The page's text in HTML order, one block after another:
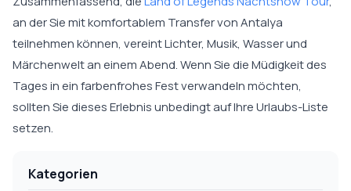
an der Sie mit komfortablem Transfer von Antalya
teilnehmen können, vereint Lichter, Musik, Wasser und
Märchenwelt an einem Abend. Wenn Sie die Müdigkeit des
Tages in ein farbenfrohes Fest verwandeln möchten,
sollten Sie dieses Erlebnis unbedingt auf Ihre Urlaubs-Liste
setzen.
Kategorien